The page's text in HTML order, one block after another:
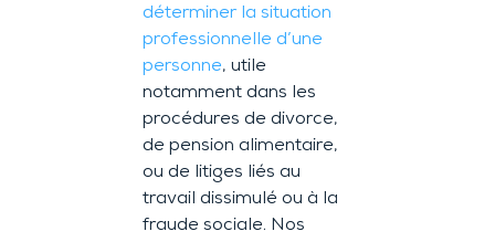
déterminer la situation
professionnelle d’une
personne, utile
notamment dans les
procédures de divorce,
de pension alimentaire,
ou de litiges liés au
travail dissimulé ou à la
fraude sociale. Nos